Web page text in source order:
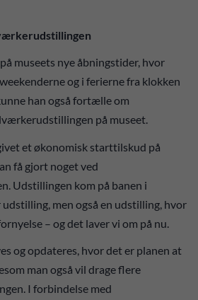
museets nye åbningstider, hvor
og i ferierne fra klokken
han også fortælle om
på museet.
et økonomisk starttilskud på
få gjort noget ved
Udstillingen kom på banen i
men også en udstilling, hvor
– og det laver vi om på nu.
og opdateres, hvor det er planen at
man også vil drage flere
I forbindelse med